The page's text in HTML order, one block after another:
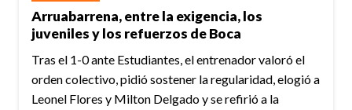
Arruabarrena, entre la exigencia, los
juveniles y los refuerzos de Boca
Tras el 1-0 ante Estudiantes, el entrenador valoró el
orden colectivo, pidió sostener la regularidad, elogió a
Leonel Flores y Milton Delgado y se refirió a la